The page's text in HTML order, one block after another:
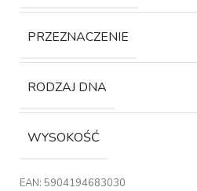
PRZEZNACZENIE
RODZAJ DNA
WYSOKOŚĆ
EAN: 5904194683030